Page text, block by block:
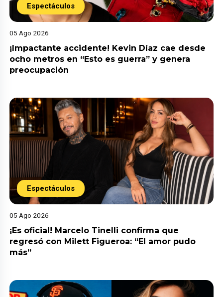
Espectáculos
05 Ago 2026
¡Impactante accidente! Kevin Díaz cae desde
ocho metros en “Esto es guerra” y genera
preocupación
Espectáculos
05 Ago 2026
¡Es oficial! Marcelo Tinelli confirma que
regresó con Milett Figueroa: “El amor pudo
más”